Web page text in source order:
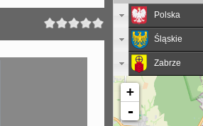
Polska
Śląskie
Zabrze
+
-